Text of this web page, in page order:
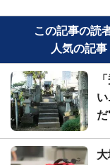
この記事の読
人気の記事